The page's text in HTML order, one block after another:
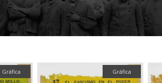
Gráfica Gráfica